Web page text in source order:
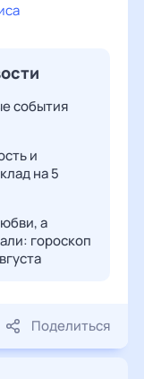
события
и
на 5
а
гороскоп
Поделиться